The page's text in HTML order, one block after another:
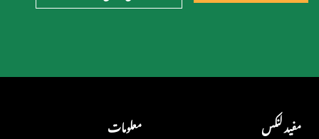
مفید لنکس معلومات